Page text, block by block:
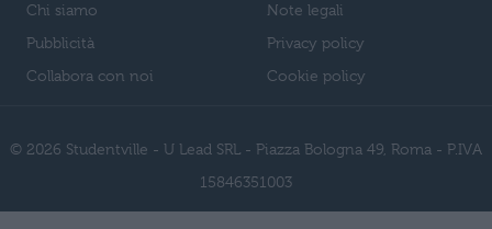
Chi siamo
Pubblicità
Collabora con noi
Note legali
Privacy policy
Cookie policy
© 2026 Studentville - U Lead SRL - Piazza Bologna 49, Roma - P.IVA
15846351003